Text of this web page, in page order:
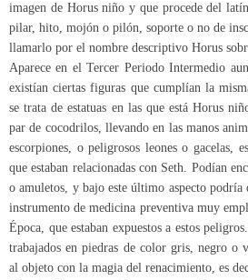
imagen de Horus niño y que procede del latín
pilar, hito, mojón o pilón, soporte o no de
llamarlo por el nombre descriptivo Horus
Aparece en el Tercer Periodo Intermedio
existían ciertas figuras que cumplían la
se trata de estatuas en las que está Horus
par de cocodrilos, llevando en las manos
escorpiones, o peligrosos leones o gacelas,
que estaban relacionadas con Seth. Podían
o amuletos, y bajo este último aspecto podría
instrumento de medicina preventiva muy
Época, que estaban expuestos a estos
trabajados en piedras de color gris, negro o
al objeto con la magia del renacimiento, es